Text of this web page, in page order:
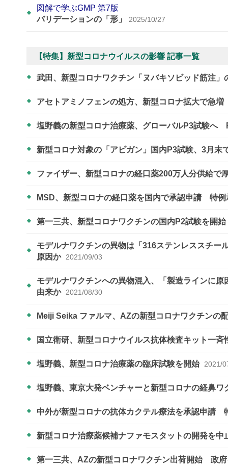
図解で学ぶGMP 第7版
バリデーションの「形」
2025/10/27
【特集】新型コロナウイルスの影響 記事一覧
武田、新型コロナワクチン「ヌバキソビッド筋注
アセトアミノフェンの処方、新型コロナ拡大で急
塩野義の新型コロナ治療薬、グローバルP3試験へ
新型コロナ対象の「アビガン」国内P3試験、3月
ファイザー、新型コロナの経口薬200万人分供給で
MSD、新型コロナの経口薬を国内で承認申請 特
第一三共、新型コロナワクチンの国内P2試験を開始
モデルナワクチンの異物は「316ステンレススチ
原因か 2021/09/03
モデルナワクチンへの異物混入、「製造ラインに
由来か 2021/08/30
Meiji Seika ファルマ、AZの新型コロナワクチンの
国立衛研、新型コロナウイルス抗体検査キット一
塩野義、新型コロナ治療薬の臨床試験を開始 2021/
塩野義、東京大発ベンチャーと新型コロナの経鼻
中外が新型コロナの抗体カクテル療法を承認申請
新型コロナ治療薬候補ナファモスタットの開発を
第一三共、AZの新型コロナワクチン出荷開始 政